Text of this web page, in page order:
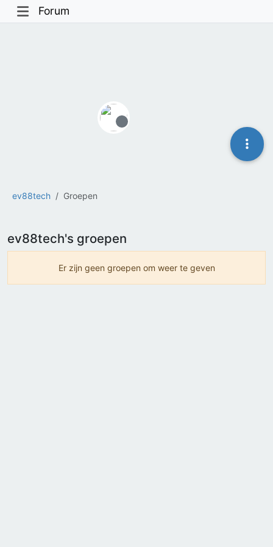
Forum
ev88tech Groepen
Offline
ev88tech's groepen
Er zijn geen groepen om weer te geven